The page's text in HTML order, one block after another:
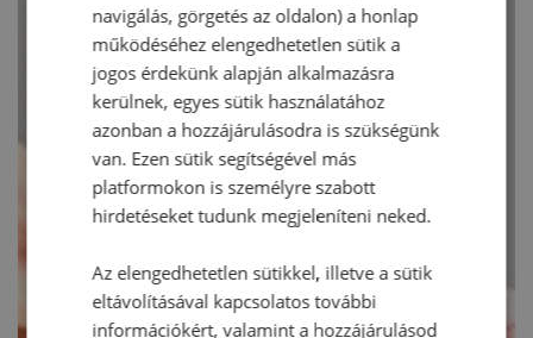
navigálás, görgetés az oldalon) a honlap
működéséhez elengedhetetlen sütik a
jogos érdekünk alapján alkalmazásra
kerülnek, egyes sütik használatához
azonban a hozzájárulásodra is szükségünk
van. Ezen sütik segítségével más
platformokon is személyre szabott
hirdetéseket tudunk megjeleníteni neked.
Az elengedhetetlen sütikkel, illetve a sütik
eltávolításával kapcsolatos további
információkért, valamint a hozzájárulásod